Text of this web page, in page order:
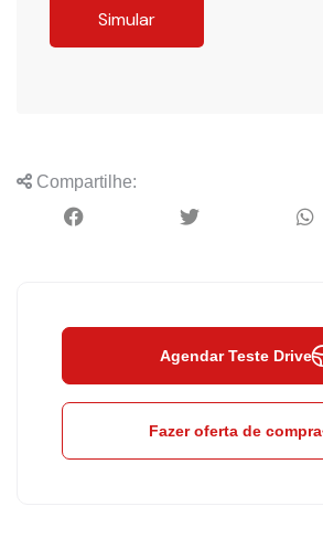
Simular
Compartilhe:
Agendar Teste Drive
Fazer oferta de compra